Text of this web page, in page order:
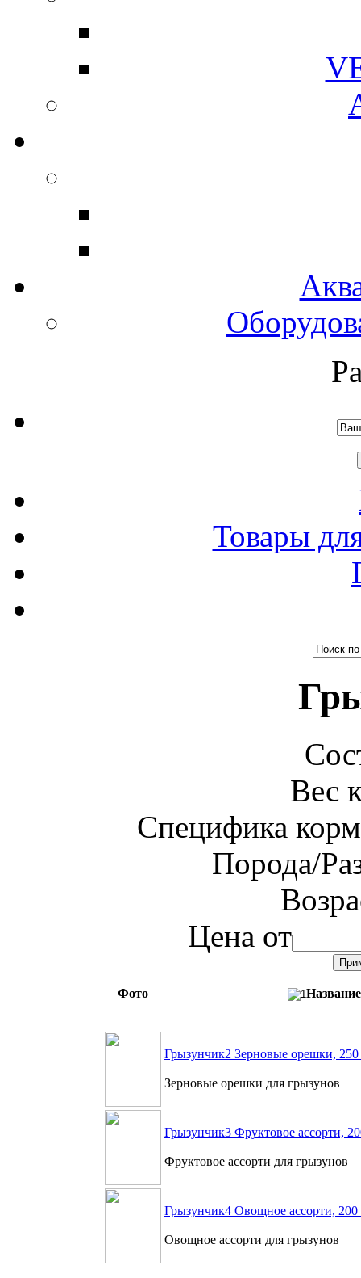
Товары
Вес
Специфика
Порода/
Цена от
Фото Название
Грызунчик2 Зерновые орешки, 250
Зерновые орешки для грызунов
Грызунчик3 Фруктовое ассорти,
Фруктовое ассорти для грызунов
Грызунчик4 Овощное ассорти, 200
Овощное ассорти для грызунов